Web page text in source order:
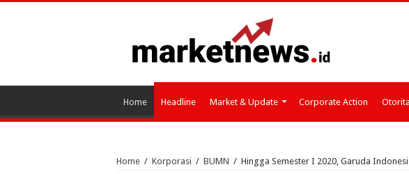
Home Headline Market & Update Corporate Action
Home / Korporasi / BUMN / Hingga Semester I 2020, Garuda